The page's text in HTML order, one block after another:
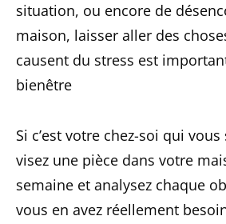
situation, ou encore de
maison, laisser aller des
causent du stress est
bienêtre
Si c’est votre chez-soi qui
visez une pièce dans votre
semaine et analysez chaque
vous en avez réellement